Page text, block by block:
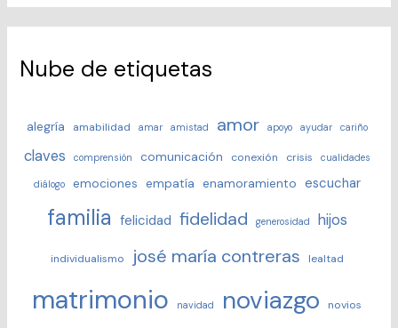
Nube de etiquetas
alegría amabilidad amar amistad amor apoyo ayudar cariño
claves comprensión comunicación conexión crisis cualidades
diálogo emociones empatía enamoramiento escuchar
familia felicidad fidelidad generosidad hijos
individualismo josé maría contreras lealtad
matrimonio navidad noviazgo novios